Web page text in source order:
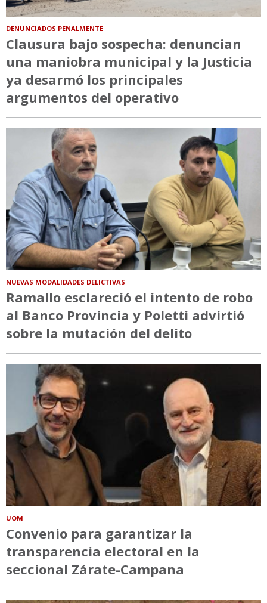
DENUNCIADOS PENALMENTE
Clausura bajo sospecha: denuncian
una maniobra municipal y la Justicia
ya desarmó los principales
argumentos del operativo
NUEVAS MODALIDADES DELICTIVAS
Ramallo esclareció el intento de robo
al Banco Provincia y Poletti advirtió
sobre la mutación del delito
UOM
Convenio para garantizar la
transparencia electoral en la
seccional Zárate-Campana